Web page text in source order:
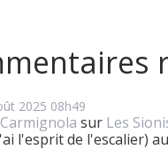
2025 08h49
sur Les
l'esprit de l'escalier)